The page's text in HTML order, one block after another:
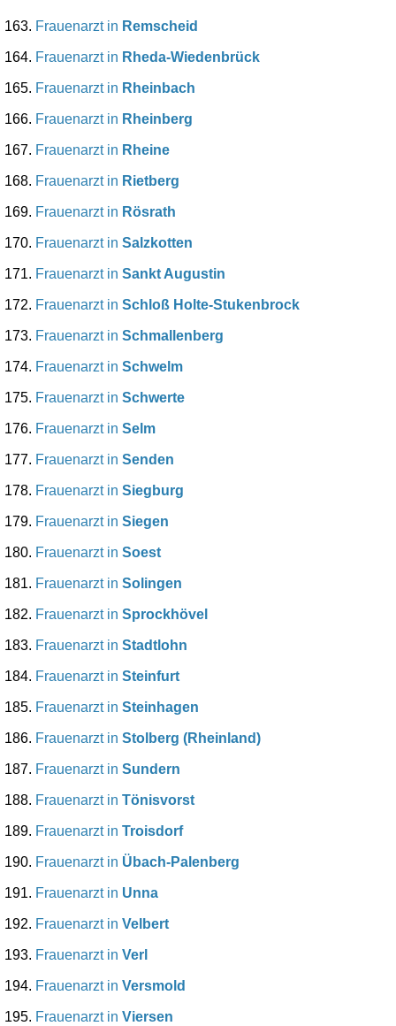
Frauenarzt in Remscheid
Frauenarzt in Rheda-Wiedenbrück
Frauenarzt in Rheinbach
Frauenarzt in Rheinberg
Frauenarzt in Rheine
Frauenarzt in Rietberg
Frauenarzt in Rösrath
Frauenarzt in Salzkotten
Frauenarzt in Sankt Augustin
Frauenarzt in Schloß Holte-Stukenbrock
Frauenarzt in Schmallenberg
Frauenarzt in Schwelm
Frauenarzt in Schwerte
Frauenarzt in Selm
Frauenarzt in Senden
Frauenarzt in Siegburg
Frauenarzt in Siegen
Frauenarzt in Soest
Frauenarzt in Solingen
Frauenarzt in Sprockhövel
Frauenarzt in Stadtlohn
Frauenarzt in Steinfurt
Frauenarzt in Steinhagen
Frauenarzt in Stolberg (Rheinland)
Frauenarzt in Sundern
Frauenarzt in Tönisvorst
Frauenarzt in Troisdorf
Frauenarzt in Übach-Palenberg
Frauenarzt in Unna
Frauenarzt in Velbert
Frauenarzt in Verl
Frauenarzt in Versmold
Frauenarzt in Viersen